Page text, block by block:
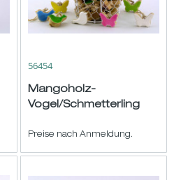
56454
Mangoholz-
Vogel/Schmetterling
natur-bunt sort. ø5cm
Preise nach Anmeldung.